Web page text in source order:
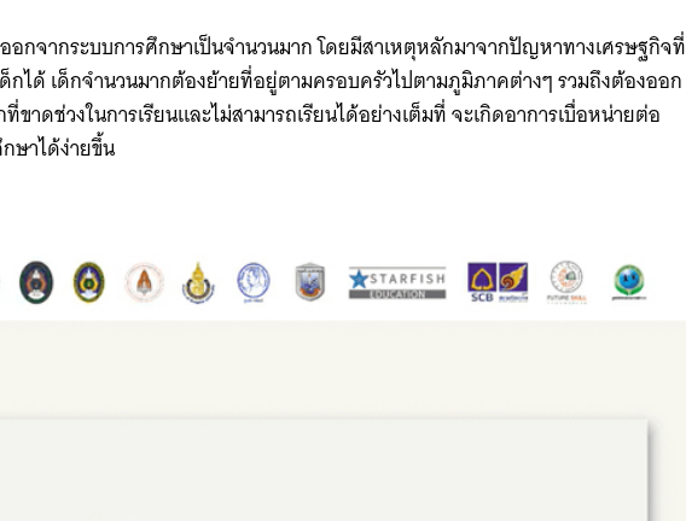
กจากระบบการศึกษาเป็นจำนวนมาก โดยมีสาเหตุหลักมาจากปัญหาทางเศรษฐกิจที่
กได้ เด็กจำนวนมากต้องย้ายที่อยู่ตามครอบครัวไปตามภูมิภาคต่างๆ รวมถึงต้องออก
ขาดช่วงในการเรียนและไม่สามารถเรียนได้อย่างเต็มที่ จะเกิดอาการเบื่อหน่ายต่อ
ษาได้ง่ายขึ้น